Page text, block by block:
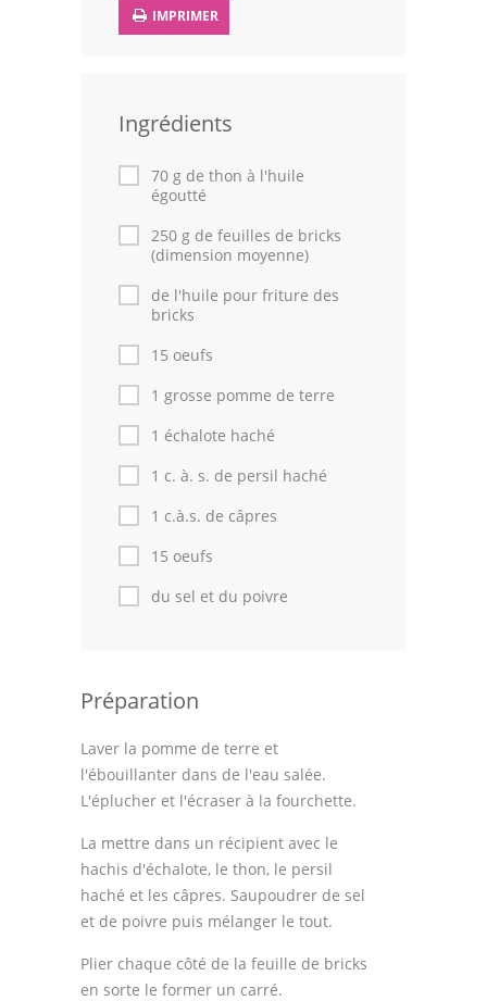
Poissons
Cuisines Orientales
Recettes marocaine
Cuisine Algérienne
Cuisine Tunisienne
Cuisine Juive
Cuisine Libanaise
Articles
Actualités
Astuces de cuisine
Forum
Thèmes
Espace Personnel
IMPRIMER
Ingrédients
70 g de thon à l'huile
égoutté
250 g de feuilles de bricks
(dimension moyenne)
de l'huile pour friture des
bricks
15 oeufs
1 grosse pomme de terre
1 échalote haché
1 c. à. s. de persil haché
1 c.à.s. de câpres
15 oeufs
du sel et du poivre
Préparation
Laver la pomme de terre et
l'ébouillanter dans de l'eau salée.
L'éplucher et l'écraser à la fourchette.
La mettre dans un récipient avec le
hachis d'échalote, le thon, le persil
haché et les câpres. Saupoudrer de sel
et de poivre puis mélanger le tout.
Plier chaque côté de la feuille de bricks
en sorte le former un carré.